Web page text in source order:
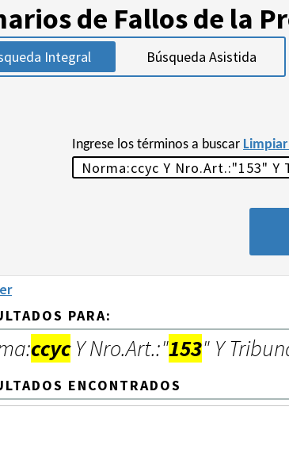
de Fallos de la
Integral Búsqueda Asistida
Ingrese los términos a buscar
PARA:
ccycY Nro.Art.:"153" Y
ENCONTRADOS